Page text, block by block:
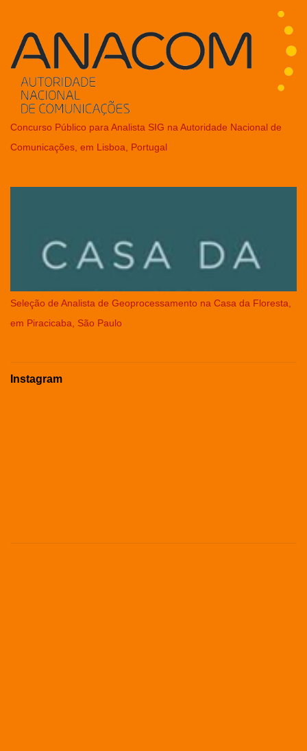
Concurso Público para Analista SIG na Autoridade Nacional de
Comunicações, em Lisboa, Portugal
Seleção de Analista de Geoprocessamento na Casa da Floresta,
em Piracicaba, São Paulo
Instagram